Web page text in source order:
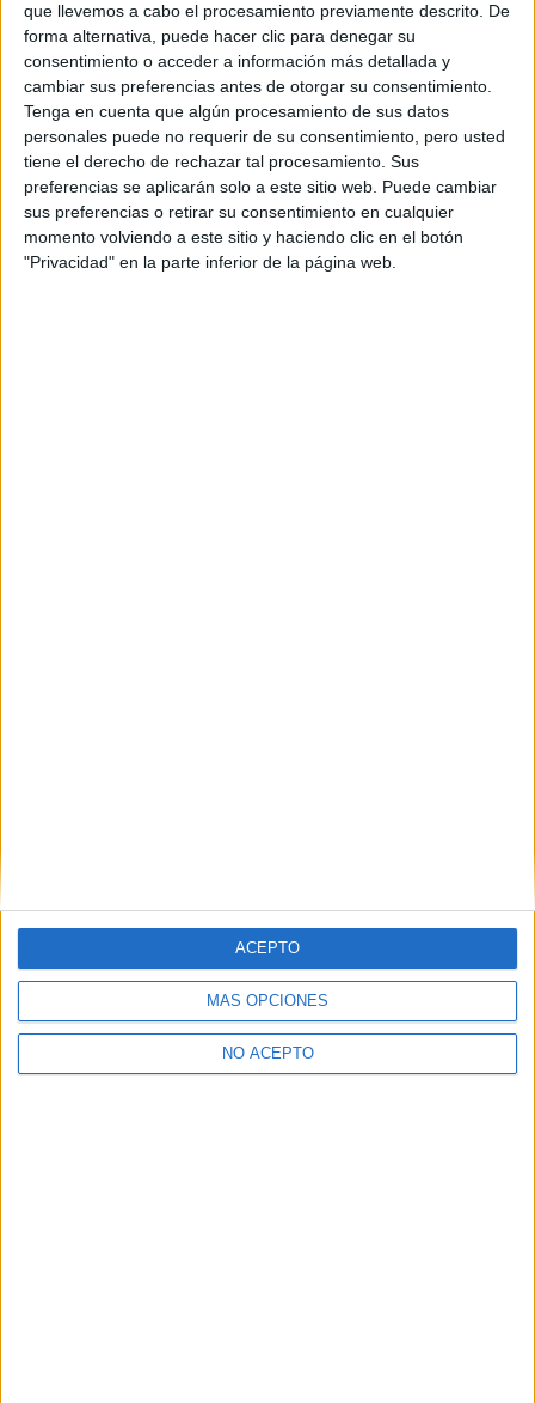
que llevemos a cabo el procesamiento previamente descrito. De
forma alternativa, puede hacer clic para denegar su
consentimiento o acceder a información más detallada y
cambiar sus preferencias antes de otorgar su consentimiento.
Tenga en cuenta que algún procesamiento de sus datos
personales puede no requerir de su consentimiento, pero usted
tiene el derecho de rechazar tal procesamiento. Sus
preferencias se aplicarán solo a este sitio web. Puede cambiar
sus preferencias o retirar su consentimiento en cualquier
momento volviendo a este sitio y haciendo clic en el botón
"Privacidad" en la parte inferior de la página web.
MÁS OPCIONES
NO ACEPTO
ACEPTO
Soy estudiante de:*
Términos y Condiciones de Uso
Aceptolos Términos y Condicionesde uso*
Y como regalo de agradecimiento, por registrarte te daremos
gratis una copia de nuestro ebook con 100 consejos para tu
primer año de universidad